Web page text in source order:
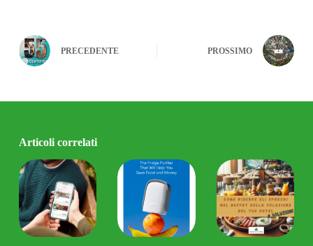
PRECEDENTE PROSSIMO
Articoli correlati